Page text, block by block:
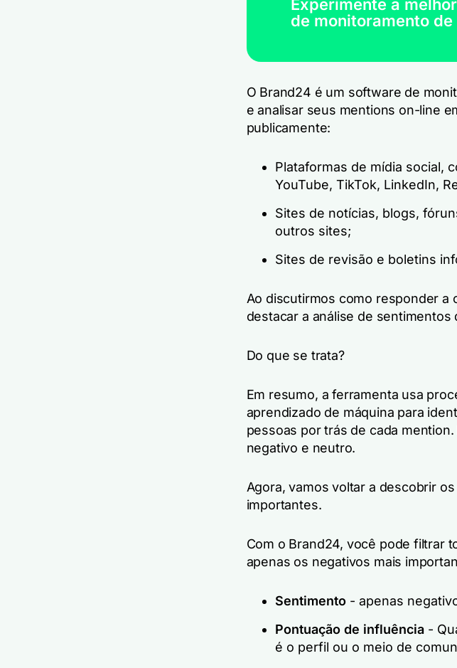
Experimente a
de monitoramento
O Brand24 é um software de
e analisar seus mentions on-line
publicamente:
Plataformas de mídia social,
YouTube, TikTok, LinkedIn,
Sites de notícias, blogs,
outros sites;
Sites de revisão e boletins
Ao discutirmos como responder a
destacar a análise de sentimentos
Do que se trata?
Em resumo, a ferramenta usa
aprendizado de máquina para
pessoas por trás de cada
negativo e neutro.
Agora, vamos voltar a descobrir
importantes.
Com o Brand24, você pode filtrar
apenas os negativos mais
Sentimento- apenas
Pontuação de influência-
é o perfil ou o meio de